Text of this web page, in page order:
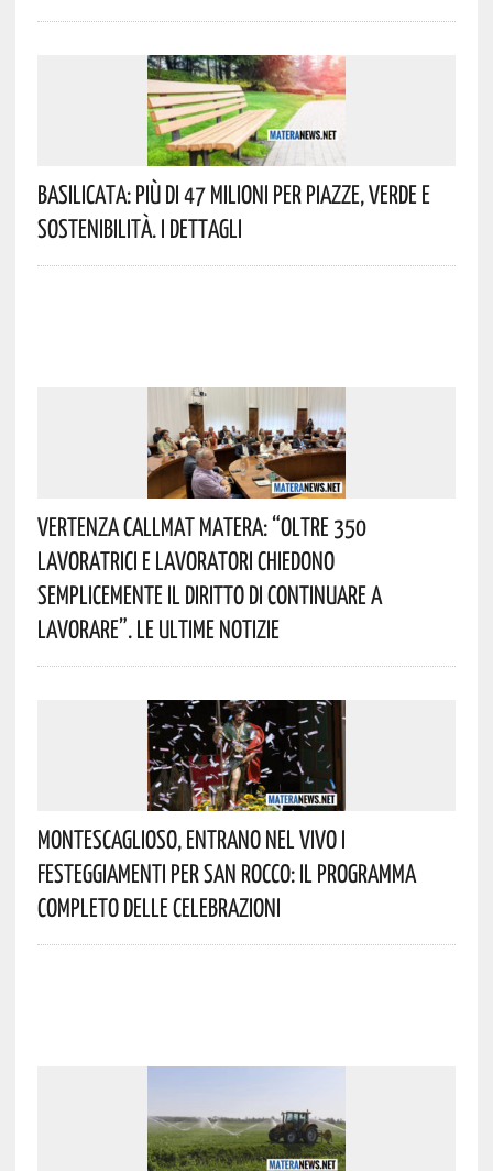
Basilicata: Più Di 47 Milioni Per Piazze, Verde E
Sostenibilità. I Dettagli
Vertenza CallMat Matera: “Oltre 350
Lavoratrici E Lavoratori Chiedono
Semplicemente Il Diritto Di Continuare A
Lavorare”. Le Ultime Notizie
Montescaglioso, Entrano Nel Vivo I
Festeggiamenti Per San Rocco: Il Programma
Completo Delle Celebrazioni